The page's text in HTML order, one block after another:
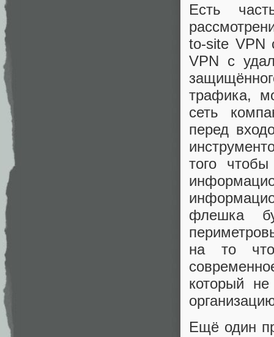
Есть
to-site VPN
VPN с
трафика,
сеть
перед
того
флешка
на то что
который
Ещё один